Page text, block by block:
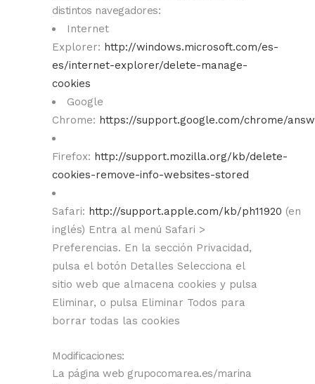
distintos navegadores:
Internet
Explorer: http://windows.microsoft.com/es-
es/internet-explorer/delete-manage-
cookies
Google
Chrome: https://support.google.com/chrome/
Firefox: http://support.mozilla.org/kb/delete-
cookies-remove-info-websites-stored
Safari: http://support.apple.com/kb/ph11920 (en
inglés) Entra al menú Safari >
Preferencias. En la sección Privacidad,
pulsa el botón Detalles Selecciona el
sitio web que almacena cookies y pulsa
Eliminar, o pulsa Eliminar Todos para
borrar todas las cookies
Modificaciones:
La página web grupocomarea.es/marina